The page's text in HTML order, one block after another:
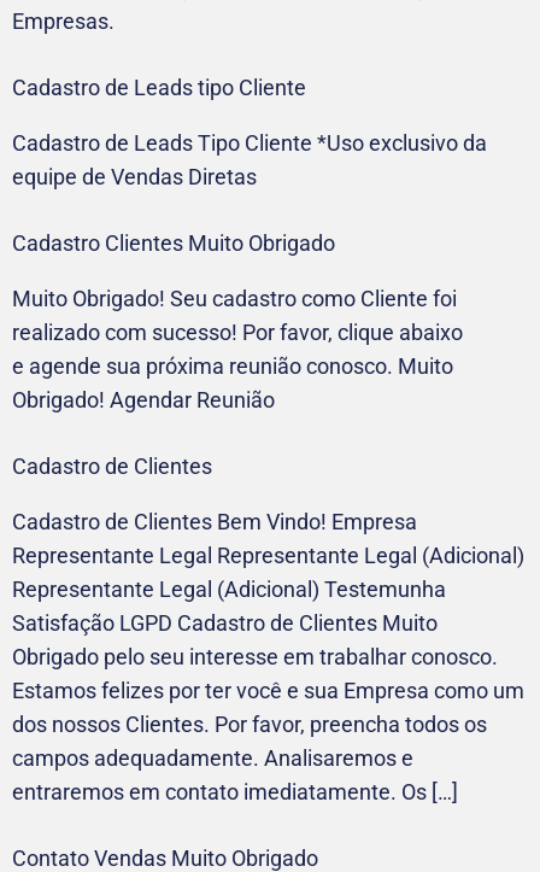
Empresas.
Cadastro de Leads tipo Cliente
Cadastro de Leads Tipo Cliente *Uso exclusivo da
equipe de Vendas Diretas
Cadastro Clientes Muito Obrigado
Muito Obrigado! Seu cadastro como Cliente foi
realizado com sucesso! Por favor, clique abaixo
e agende sua próxima reunião conosco. Muito
Obrigado! Agendar Reunião
Cadastro de Clientes
Cadastro de Clientes Bem Vindo! Empresa
Representante Legal Representante Legal (Adicional)
Representante Legal (Adicional) Testemunha
Satisfação LGPD Cadastro de Clientes Muito
Obrigado pelo seu interesse em trabalhar conosco.
Estamos felizes por ter você e sua Empresa como um
dos nossos Clientes. Por favor, preencha todos os
campos adequadamente. Analisaremos e
entraremos em contato imediatamente. Os […]
Contato Vendas Muito Obrigado